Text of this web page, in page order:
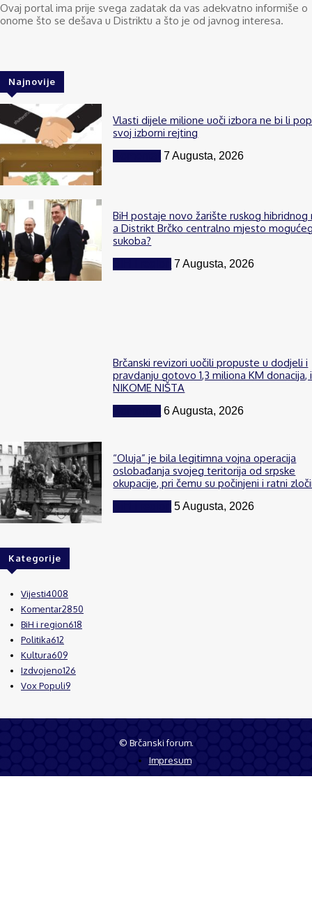
Ovaj portal ima prije svega zadatak da vas adekvatno informiše o
onome što se dešava u Distriktu a što je od javnog interesa.
Najnovije
Vlasti dijele milione uoči izbora ne bi li
svoj izborni rejting
7 Augusta, 2026
BiH postaje novo žarište ruskog hibridnog
a Distrikt Brčko centralno mjesto
sukoba?
7 Augusta, 2026
Brčanski revizori uočili propuste u dodjeli i
pravdanju gotovo 1,3 miliona KM donacija, i
NIKOME NIŠTA
6 Augusta, 2026
“Oluja” je bila legitimna vojna operacija
oslobađanja svojeg teritorija od srpske
okupacije, pri čemu su počinjeni i ratni
5 Augusta, 2026
Kategorije
Vijesti4008
Komentar2850
BiH i region618
Politika612
Kultura609
Izdvojeno126
Vox Populi9
© Brčanski forum.
Impresum